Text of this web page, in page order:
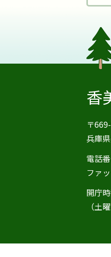
香
〒
兵庫
電話
ファ
開庁
（土